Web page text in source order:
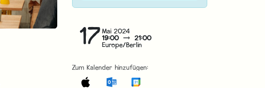
17 Mai 2024
19:00 21:00
Europe/Berlin
Zum Kalender hinzufügen: